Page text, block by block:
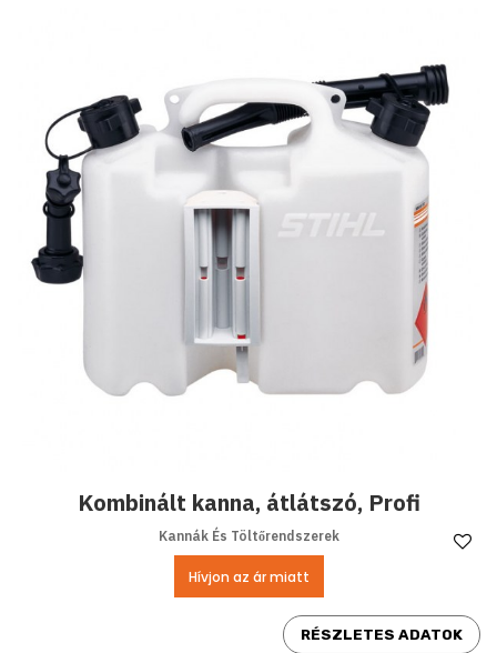
Kombinált kanna, átlátszó, Profi
Kannák És Töltőrendszerek
Hívjon az ár miatt
RÉSZLETES ADATOK